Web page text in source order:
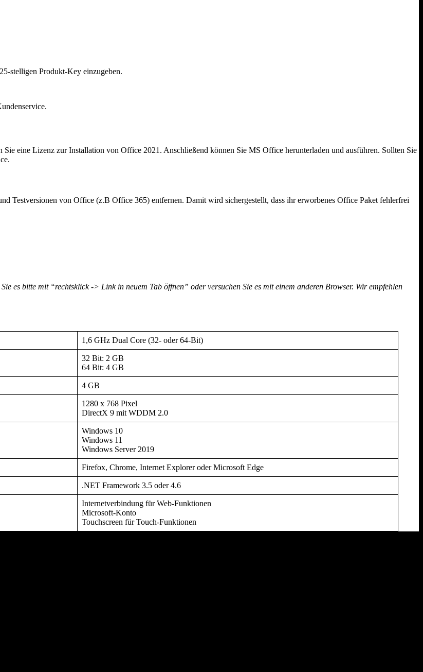
stelligen Produkt-Key einzugeben.
eine Lizenz zur Installation von Office 2021. Anschließend können Sie MS Office herunterladen und ausführen. Sollten Sie
Testversionen von Office (z.B Office 365) entfernen. Damit wird sichergestellt, dass ihr erworbenes Office Paket fehlerfrei
es bitte mit “rechtsklick -> Link in neuem Tab öffnen” oder versuchen Sie es mit einem anderen Browser. Wir empfehlen
1,6 GHz Dual Core (32- oder 64-Bit)
32 Bit: 2 GB
64 Bit: 4 GB
4 GB
1280 x 768 Pixel
DirectX 9 mit WDDM 2.0
Windows 10
Windows 11
Windows Server 2019
Firefox, Chrome, Internet Explorer oder Microsoft Edge
.NET Framework 3.5 oder 4.6
Internetverbindung für Web-Funktionen
Microsoft-Konto
Touchscreen für Touch-Funktionen